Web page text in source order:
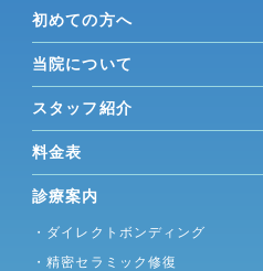
初めての方へ
当院について
スタッフ紹介
料金表
診療案内
・ダイレクトボンディング
・精密セラミック修復